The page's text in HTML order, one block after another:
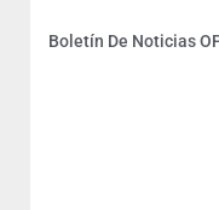
Boletín De Noticias